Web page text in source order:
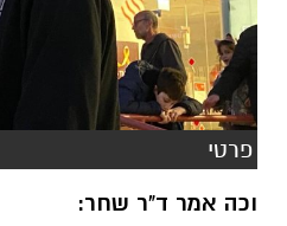
פרטי
וכה אמר ד"ר שחר: